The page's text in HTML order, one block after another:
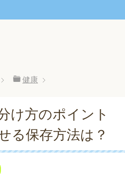
健康
け方のポイント
る保存方法は？